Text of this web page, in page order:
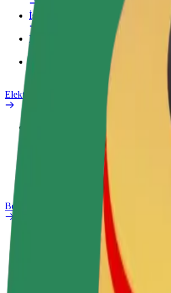
İş profili
Məhsullar
Bolt Food for Business
Elektrikli velosipedlər
Tez-tez verilən suallar
Bolt Plus
Tez-tez verilən suallar